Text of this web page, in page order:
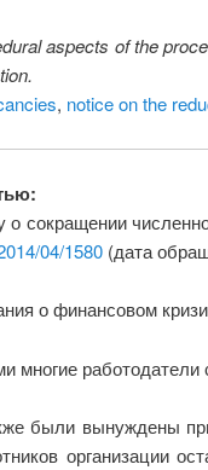
aspects of the
, notice on the
сокращении
04/1580(дата
о финансовом
многие
были вынуждены
организации